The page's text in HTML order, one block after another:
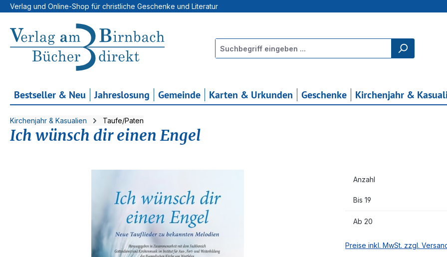
Hauptinhalt springen
Zur Suche springen
Zur Hauptnavigation springen
Verlag und Online-Shop für christliche Geschenke und Literatur
Bestseller & Neu Jahreslosung Gemeinde Karten & Urkunden Geschenke Kirchenjahr &
Kirchenjahr & Kasualien Taufe/Paten
Ich wünsch dir einen Engel
Anzahl
Bis 19
Ab 20
Preise inkl. MwSt. zzgl.